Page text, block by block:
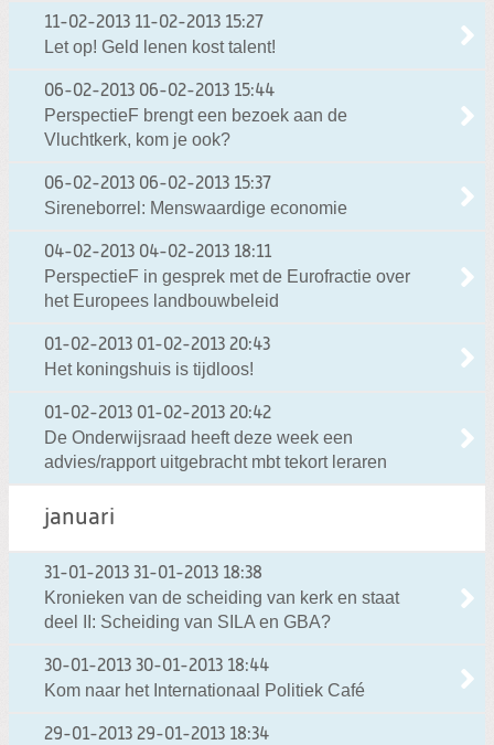
11-02-2013 11-02-2013 15:27
Let op! Geld lenen kost talent!
06-02-2013 06-02-2013 15:44
PerspectieF brengt een bezoek aan de
Vluchtkerk, kom je ook?
06-02-2013 06-02-2013 15:37
Sireneborrel: Menswaardige economie
04-02-2013 04-02-2013 18:11
PerspectieF in gesprek met de Eurofractie over
het Europees landbouwbeleid
01-02-2013 01-02-2013 20:43
Het koningshuis is tijdloos!
01-02-2013 01-02-2013 20:42
De Onderwijsraad heeft deze week een
advies/rapport uitgebracht mbt tekort leraren
januari
31-01-2013 31-01-2013 18:38
Kronieken van de scheiding van kerk en staat
deel II: Scheiding van SILA en GBA?
30-01-2013 30-01-2013 18:44
Kom naar het Internationaal Politiek Café
29-01-2013 29-01-2013 18:34